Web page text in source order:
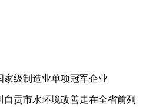
家级制造业单项冠军企业
自贡市水环境改善走在全省前列